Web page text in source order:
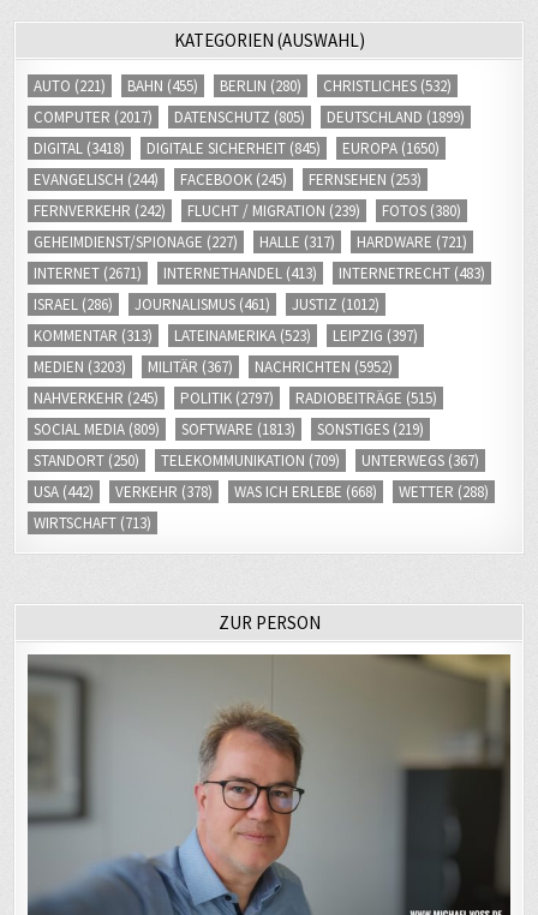
KATEGORIEN (AUSWAHL)
AUTO (221) BAHN (455) BERLIN (280) CHRISTLICHES (532)
COMPUTER (2017) DATENSCHUTZ (805) DEUTSCHLAND (1899)
DIGITAL (3418) DIGITALE SICHERHEIT (845) EUROPA (1650)
EVANGELISCH (244) FACEBOOK (245) FERNSEHEN (253)
FERNVERKEHR (242) FLUCHT / MIGRATION (239) FOTOS (380)
GEHEIMDIENST/SPIONAGE (227) HALLE (317) HARDWARE (721)
INTERNET (2671) INTERNETHANDEL (413) INTERNETRECHT (483)
ISRAEL (286) JOURNALISMUS (461) JUSTIZ (1012)
KOMMENTAR (313) LATEINAMERIKA (523) LEIPZIG (397)
MEDIEN (3203) MILITÄR (367) NACHRICHTEN (5952)
NAHVERKEHR (245) POLITIK (2797) RADIOBEITRÄGE (515)
SOCIAL MEDIA (809) SOFTWARE (1813) SONSTIGES (219)
STANDORT (250) TELEKOMMUNIKATION (709) UNTERWEGS (367)
USA (442) VERKEHR (378) WAS ICH ERLEBE (668) WETTER (288)
WIRTSCHAFT (713)
ZUR PERSON